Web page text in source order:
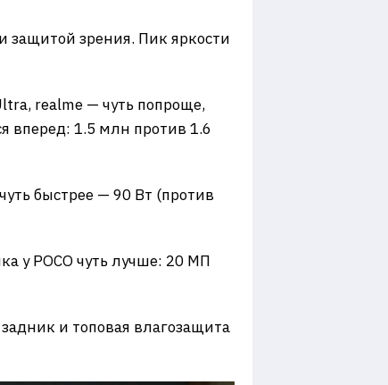
защитой зрения. Пик яркости
realme — чуть попроще,
вперед: 1.5 млн против 1.6
быстрее — 90 Вт (против
у POCO чуть лучше: 20 МП
и топовая влагозащита